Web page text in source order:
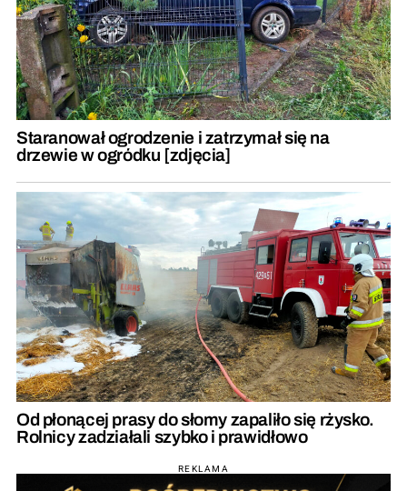
Staranował ogrodzenie i zatrzymał się na
drzewie w ogródku [zdjęcia]
Od płonącej prasy do słomy zapaliło się rżysko.
Rolnicy zadziałali szybko i prawidłowo
REKLAMA